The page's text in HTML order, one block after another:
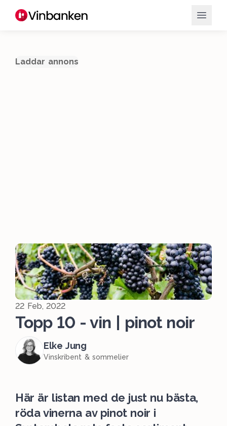
Laddar annons
22 Feb, 2022
Topp 10 - vin | pinot noir
Elke Jung
Vinskribent & sommelier
Här är listan med de just nu bästa,
röda vinerna av pinot noir i